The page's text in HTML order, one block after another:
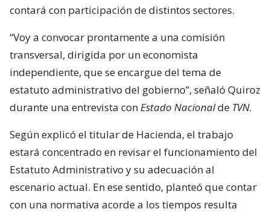
contará con participación de distintos sectores.
“Voy a convocar prontamente a una comisión
transversal, dirigida por un economista
independiente, que se encargue del tema de
estatuto administrativo del gobierno”, señaló Quiroz
durante una entrevista con Estado Nacionalde TVN.
Según explicó el titular de Hacienda, el trabajo
estará concentrado en revisar el funcionamiento del
Estatuto Administrativo y su adecuación al
escenario actual. En ese sentido, planteó que contar
con una normativa acorde a los tiempos resulta